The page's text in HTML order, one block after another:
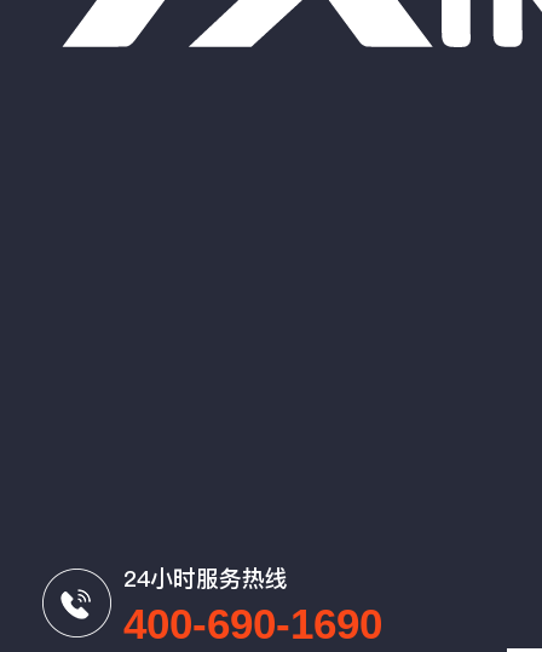
24小时服务热线
400-690-1690